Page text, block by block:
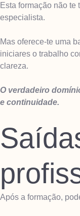
Esta formação não te
especialista.
Mas oferece-te uma
iniciares o trabalho
clareza.
O verdadeiro
e continuidade.
Após a formação,